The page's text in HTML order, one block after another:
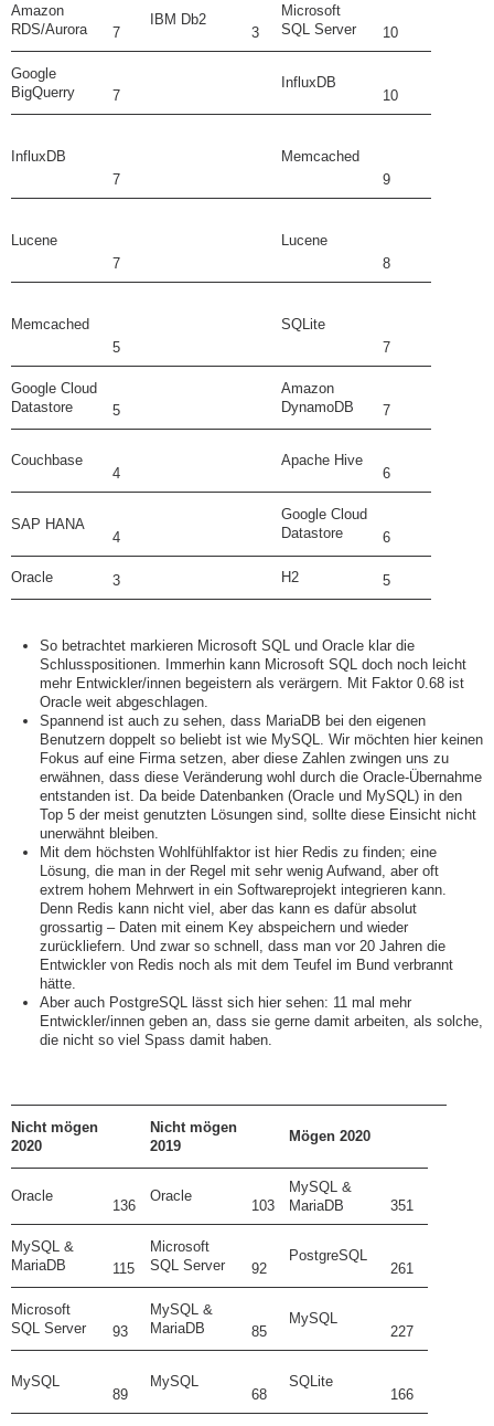
Amazon
RDS/Aurora
7
IBM Db2
3
Microsoft
SQL Server
10
Google
BigQuerry
7
InfluxDB
10
InfluxDB
7
Memcached
9
Lucene
7
Lucene
8
Memcached
5
SQLite
7
Google Cloud
Datastore
5
Amazon
DynamoDB
7
Couchbase
4
Apache Hive
6
SAP HANA
4
Google Cloud
Datastore
6
Oracle 3 H2 5
So betrachtet markieren Microsoft SQL und Oracle klar die
Schlusspositionen. Immerhin kann Microsoft SQL doch noch leicht
mehr Entwickler/innen begeistern als verärgern. Mit Faktor 0.68 ist
Oracle weit abgeschlagen.
Spannend ist auch zu sehen, dass MariaDB bei den eigenen
Benutzern doppelt so beliebt ist wie MySQL. Wir möchten hier keinen
Fokus auf eine Firma setzen, aber diese Zahlen zwingen uns zu
erwähnen, dass diese Veränderung wohl durch die Oracle-Übernahme
entstanden ist. Da beide Datenbanken (Oracle und MySQL) in den
Top 5 der meist genutzten Lösungen sind, sollte diese Einsicht nicht
unerwähnt bleiben.
Mit dem höchsten Wohlfühlfaktor ist hier Redis zu finden; eine
Lösung, die man in der Regel mit sehr wenig Aufwand, aber oft
extrem hohem Mehrwert in ein Softwareprojekt integrieren kann.
Denn Redis kann nicht viel, aber das kann es dafür absolut
grossartig – Daten mit einem Key abspeichern und wieder
zurückliefern. Und zwar so schnell, dass man vor 20 Jahren die
Entwickler von Redis noch als mit dem Teufel im Bund verbrannt
hätte.
Aber auch PostgreSQL lässt sich hier sehen: 11 mal mehr
Entwickler/innen geben an, dass sie gerne damit arbeiten, als solche,
die nicht so viel Spass damit haben.
Nicht mögen
2020
Nicht mögen
2019
Mögen 2020
Oracle
136
Oracle
103
MySQL &
MariaDB
351
MySQL &
MariaDB
115
Microsoft
SQL Server
92
PostgreSQL
261
Microsoft
SQL Server
93
MySQL &
MariaDB
85
MySQL
227
MySQL
89
MySQL
68
SQLite
166